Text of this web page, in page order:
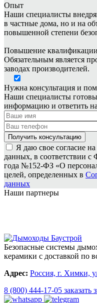
Опыт
Наши специалисты
в частные дома, но и на
повышенной степени
Повышение квалификации
Обязательным является
заводах производителей.
Нужна консультация и
Наши специалисты
информацию и ответить
Я даю свое согласие
данных, в соответствии с
года №152-ФЗ «О
целей, определенных в
данных
Наши партнеры
Безопасные системы
керамики с доставкой по
Адрес: Россия, г. Химки,
8 (800) 444-17-05 заказать